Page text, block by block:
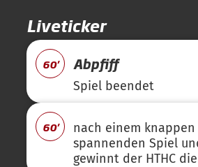
Liveticker
60' Abpfiff
Spiel beendet
60'
nach einem knappen
spannenden Spiel
gewinnt der HTHC die